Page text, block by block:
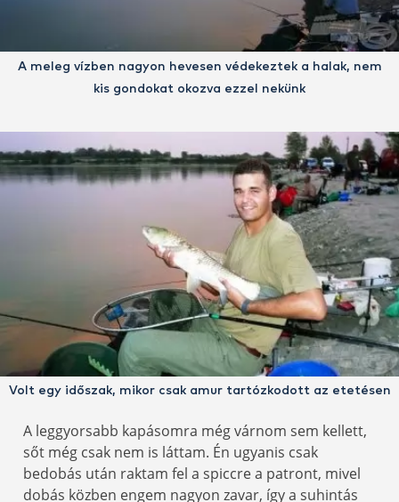
A meleg vízben nagyon hevesen védekeztek a halak, nem
kis gondokat okozva ezzel nekünk
Volt egy időszak, mikor csak amur tartózkodott az etetésen
A leggyorsabb kapásomra még várnom sem kellett,
sőt még csak nem is láttam. Én ugyanis csak
bedobás után raktam fel a spiccre a patront, mivel
dobás közben engem nagyon zavar, így a suhintás